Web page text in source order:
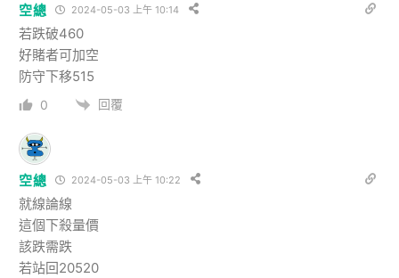
空總 2024-05-03 上午 10:14
若跌破460
好賭者可加空
防守下移515
0 回覆
空總 2024-05-03 上午 10:22
就線論線
這個下殺量價
該跌需跌
若站回20520